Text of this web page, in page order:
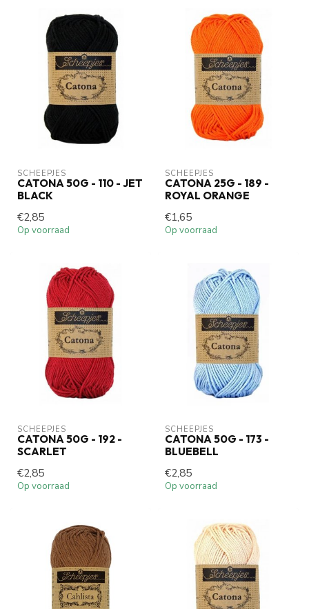
SCHEEPJES
CATONA 50G - 110 - JET
BLACK
€2,85
Op voorraad
SCHEEPJES
CATONA 25G - 189 -
ROYAL ORANGE
€1,65
Op voorraad
SCHEEPJES
CATONA 50G - 192 -
SCARLET
€2,85
Op voorraad
SCHEEPJES
CATONA 50G - 173 -
BLUEBELL
€2,85
Op voorraad